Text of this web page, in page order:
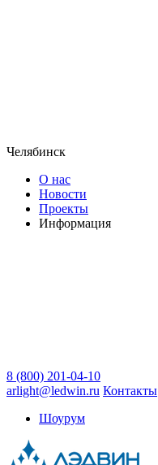
Челябинск
О нас
Новости
Проекты
Информация
8 (800) 201-04-10
arlight@ledwin.ru Контакты
Шоурум